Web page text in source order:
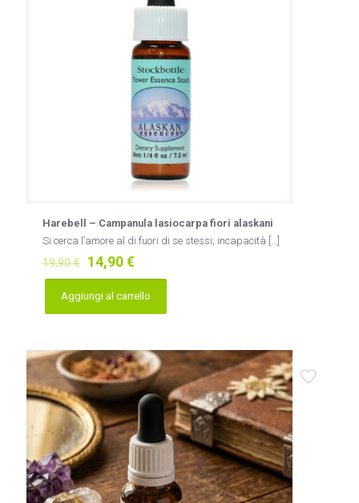
Harebell – Campanula lasiocarpa fiori alaskani
Si cerca l’amore al di fuori di se stessi; incapacità […]
19,90€ Il
prezzo
originale
era:
14,90€Il
prezzo
attuale
Aggiungi al carrello